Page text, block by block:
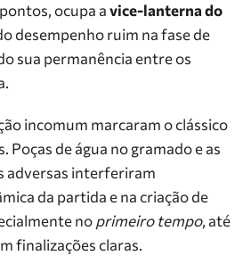
ocupa avice-lanterna do
desempenho ruim na fase de
sua permanência entre os
incomum marcaram o clássico
Poças de água no gramado e as
adversas interferiram
da partida e na criação de
noprimeiro tempo, até
finalizações claras.